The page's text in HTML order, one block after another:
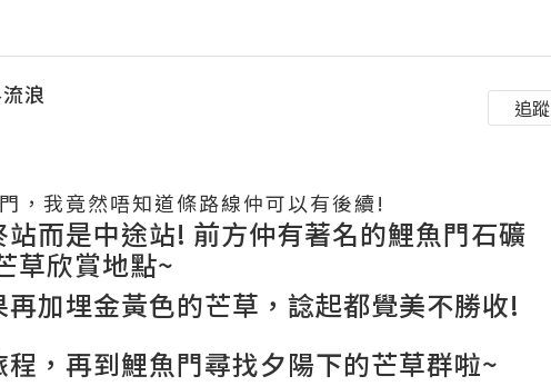
浪 追蹤
，我竟然唔知道條路線仲可以有後續!
而是中途站! 前方仲有著名的鯉魚門石礦
草欣賞地點~
加埋金黃色的芒草，諗起都覺美不勝收!
，再到鯉魚門尋找夕陽下的芒草群啦~